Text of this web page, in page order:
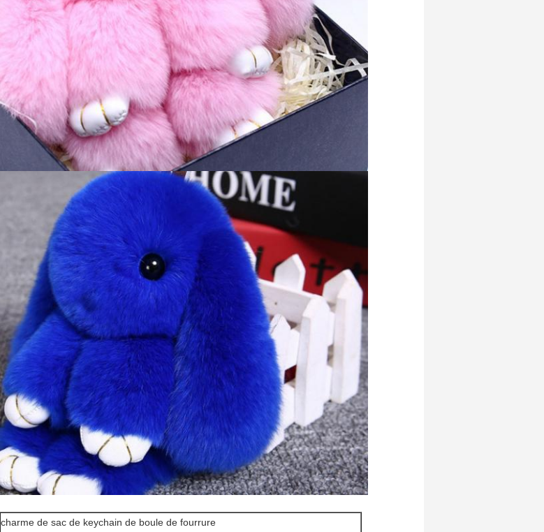
charme de sac de keychain de boule de fourrure